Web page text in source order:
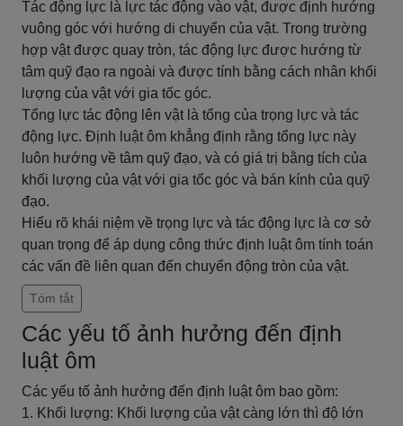
Tác động lực là lực tác động vào vật, được định hướng
vuông góc với hướng di chuyển của vật. Trong trường
hợp vật được quay tròn, tác động lực được hướng từ
tâm quỹ đạo ra ngoài và được tính bằng cách nhân khối
lượng của vật với gia tốc góc.
Tổng lực tác động lên vật là tổng của trọng lực và tác
động lực. Định luật ôm khẳng định rằng tổng lực này
luôn hướng về tâm quỹ đạo, và có giá trị bằng tích của
khối lượng của vật với gia tốc góc và bán kính của quỹ
đạo.
Hiểu rõ khái niệm về trọng lực và tác động lực là cơ sở
quan trọng để áp dụng công thức định luật ôm tính toán
các vấn đề liên quan đến chuyển động tròn của vật.
Tóm tắt
Các yếu tố ảnh hưởng đến định
luật ôm
Các yếu tố ảnh hưởng đến định luật ôm bao gồm:
1. Khối lượng: Khối lượng của vật càng lớn thì độ lớn